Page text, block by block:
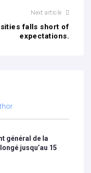
Next article
falls short of
expectations.
général de la
jusqu’au 15